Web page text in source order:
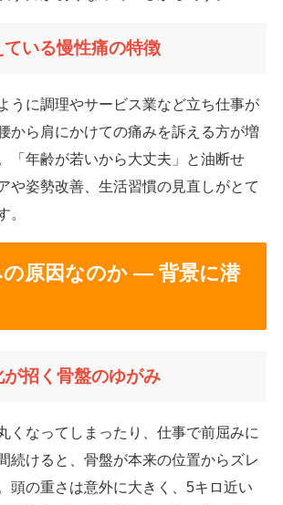
ている慢性痛の特徴
うに調理やサービス業など立ち仕事が
から肩にかけての痛みを訴える方が増
「年齢が若いから大丈夫」と油断せ
や姿勢改善、生活習慣の見直しがとて
。
の原因なのか ― 背景に潜
招く骨盤のゆがみ
くなってしまったり、仕事で前屈みに
続けると、骨盤が本来の位置からズレ
頭の重さは意外に大きく、5キロ近い